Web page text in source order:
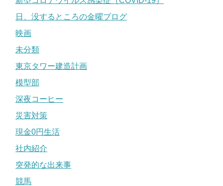
日、没するところの金曜ブログ
映画
未分類
東京タワー建造計画
模型部
深夜コーヒー
災害対策
現金0円生活
社内紹介
突発的な出来事
競馬